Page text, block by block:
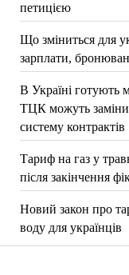
петицією
Що зміниться для
зарплати,
В Україні готують
ТЦК можуть
систему контрактів
Тариф на газ у
після закінчення
Новий закон про
воду для українців